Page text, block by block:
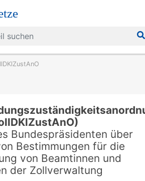
Bundespräsidenten über
Bestimmungen für die
von Beamtinnen und
der Zollverwaltung